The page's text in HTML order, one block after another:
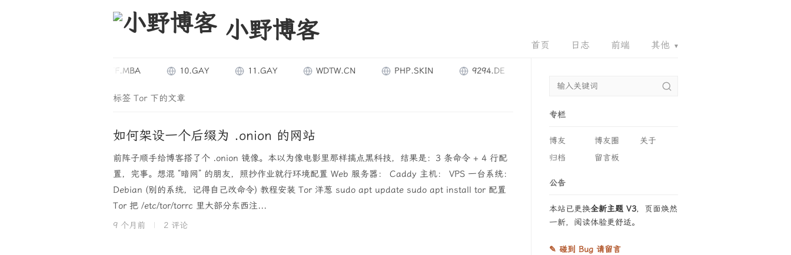
小野博客
首页 日志 前端 其他 ▾
TF.MBA 10.GAY 11.GAY WDTW.CN PHP.SKIN 9294.DE
标签 Tor 下的文章
如何架设一个后缀为 .onion 的网站
前阵子顺手给博客搭了个 .onion 镜像。本以为像电影里那样搞点黑科技，结果是：3 条命令 + 4 行配
置，完事。想混 “暗网” 的朋友，照抄作业就行环境配置 Web 服务器： Caddy 主机： VPS 一台系统：
Debian (别的系统，记得自己改命令) 教程安装 Tor 洋葱 sudo apt update sudo apt install tor 配置
Tor 把 /etc/tor/torrc 里大部分东西注...
9 个月前 | 2 评论
专栏
博友 博友圈
关于
归档
留言板
公告
本站已更换全新主题 V3，页面焕然
一新，阅读体验更舒适。
✎ 碰到 Bug 请留言